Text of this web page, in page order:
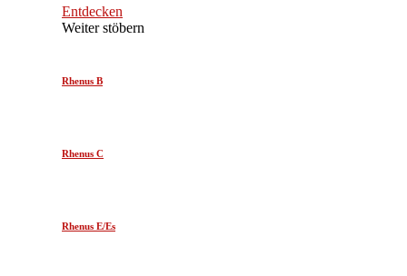
Entdecken
Weiter stöbern
Rhenus B
Rhenus C
Rhenus E/Es